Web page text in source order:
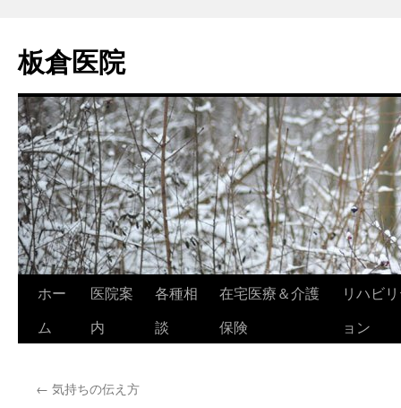
テ
ン
へ
ス
キ
ッ
プ
板倉医院
ホー
ム
医院案
内
各種相
談
在宅医療＆介護
保険
リハビ
ョン
← 気持ちの伝え方